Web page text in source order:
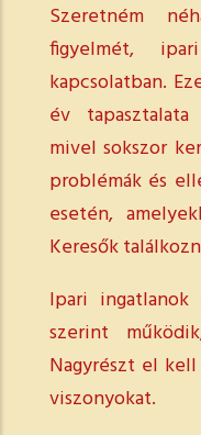
Szeretném
figyelmét,
kapcsolatban.
év
mivel sokszor
problémák és
esetén,
Keresők
Ipari
szerint
Nagyrészt el
viszonyokat.